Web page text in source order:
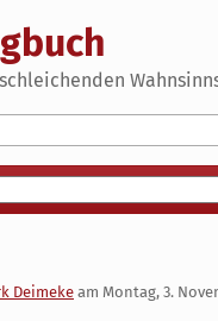
Deimeke am Montag, 3.